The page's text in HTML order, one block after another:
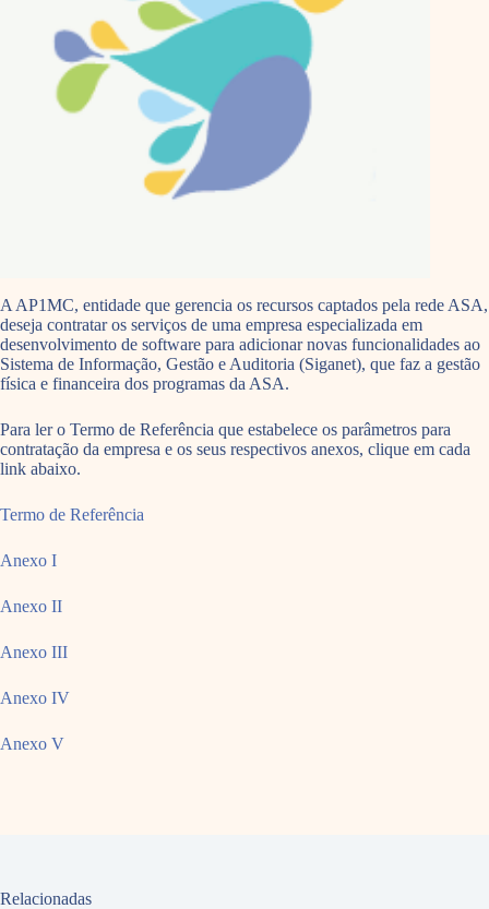
A AP1MC, entidade que gerencia os recursos captados pela rede ASA,
deseja contratar os serviços de uma empresa especializada em
desenvolvimento de software para adicionar novas funcionalidades ao
Sistema de Informação, Gestão e Auditoria (Siganet), que faz a gestão
física e financeira dos programas da ASA.
Para ler o Termo de Referência que estabelece os parâmetros para
contratação da empresa e os seus respectivos anexos, clique em cada
link abaixo.
Termo de Referência
Anexo I
Anexo II
Anexo III
Anexo IV
Anexo V
Relacionadas